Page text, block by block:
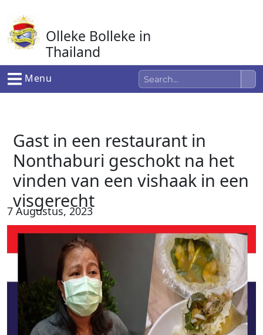
naar
de
inhoud
Olleke Bolleke in
Thailand
In Thailand
Menu
Gast in een restaurant in
Nonthaburi geschokt na het
vinden van een vishaak in een
visgerecht
7 Augustus, 2023